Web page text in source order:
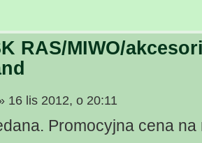
RAS/MIWO/
16 lis 2012, o 20:11
Promocyjna cena